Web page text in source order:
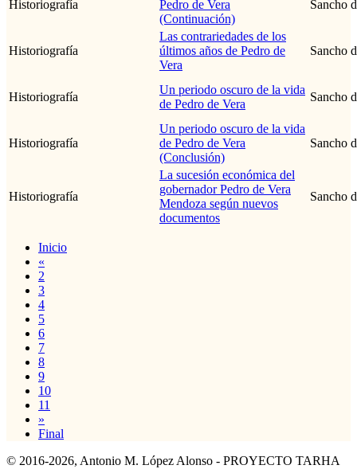
Historiografía
Pedro de Vera
(Continuación)
Sancho
Historiografía
Las contrariedades de los
últimos años de Pedro de
Vera
Sancho
Historiografía
Un periodo oscuro de la vida
de Pedro de Vera
Sancho
Historiografía
Un periodo oscuro de la vida
de Pedro de Vera
(Conclusión)
Sancho
Historiografía
La sucesión económica del
gobernador Pedro de Vera
Mendoza según nuevos
documentos
Sancho
Inicio
«
2
3
4
5
6
7
8
9
10
11
»
Final
© 2016-2026, Antonio M. López Alonso - PROYECTO TARHA